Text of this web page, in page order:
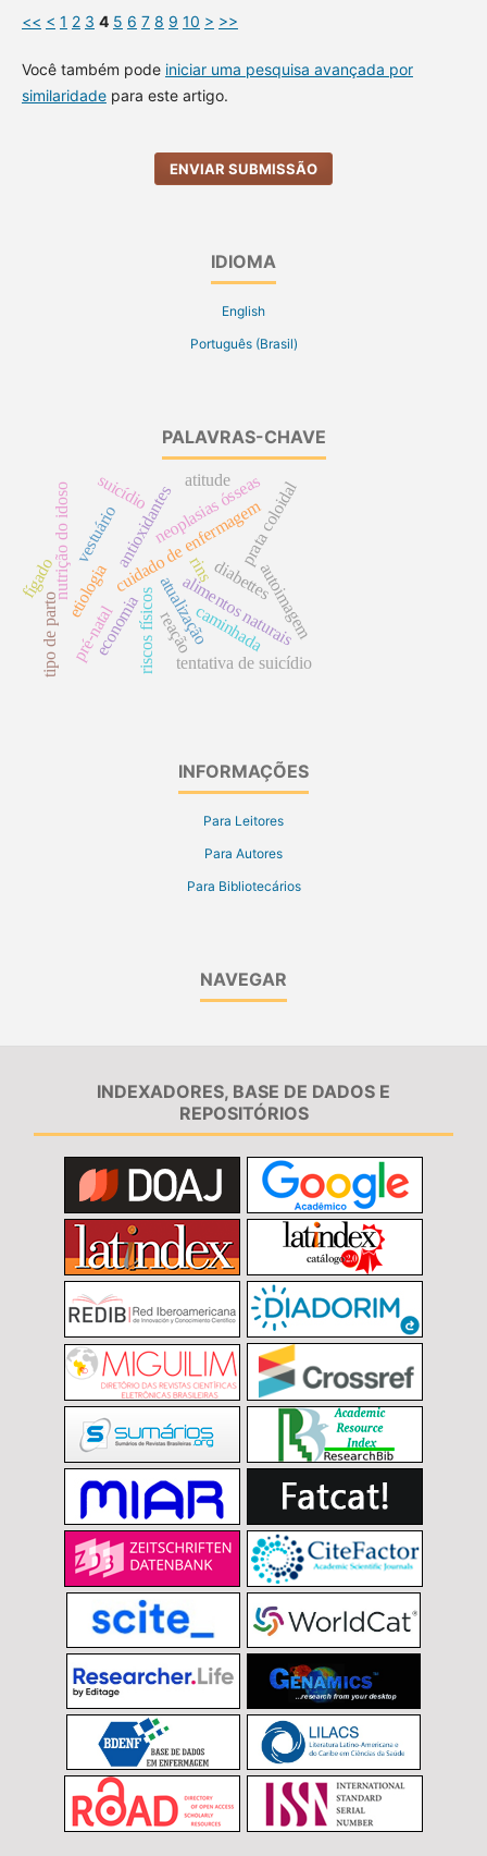
<< < 1 2 3 4 5 6 7 8 9 10 > >>
Você também pode iniciar uma pesquisa avançada por
similaridadepara este artigo.
ENVIAR SUBMISSÃO
IDIOMA
English
Português (Brasil)
PALAVRAS-CHAVE
cuidado de enfermagemprata coloidal
etiologia atualização
antioxidantes
alimentos naturais
nutrição do idoso
riscos físicos autoimagem
neoplasias ósseas
rins
suicídio
vestuário
economia
tentativa de suicídio
fígado
reação
diabettes
atitude
pré-natal caminhada
tipo de parto
INFORMAÇÕES
Para Leitores
Para Autores
Para Bibliotecários
NAVEGAR
INDEXADORES, BASE DE DADOS E
REPOSITÓRIOS